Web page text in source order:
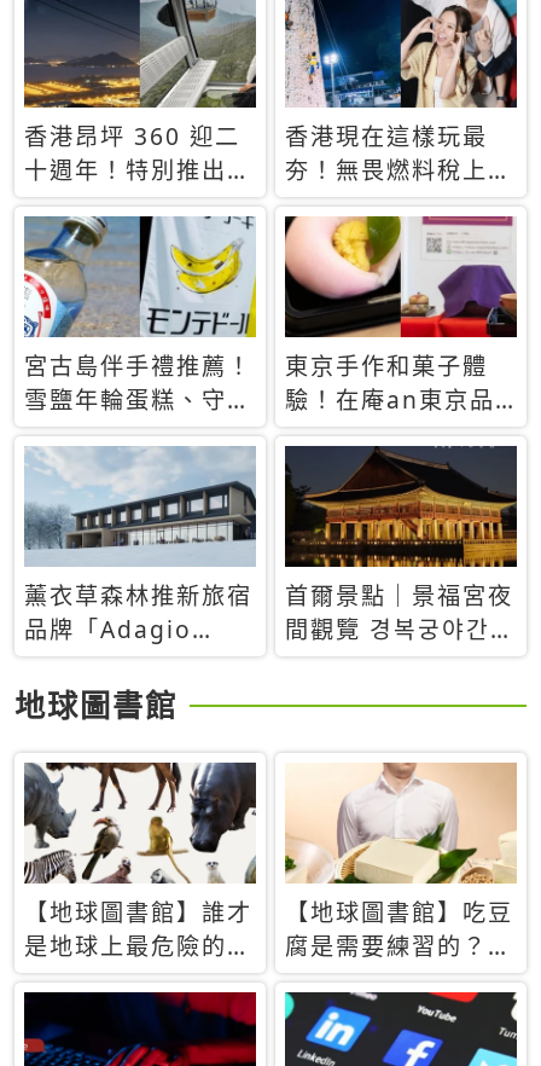
休才去圓夢 (附8.5
萬次下載峇里島地
圖)😍
支援中文
香港昂坪 360 迎二
十週年！特別推出
「夜間纜車」，輕旅
行帶你搶先揭秘台灣
專屬禮遇
香港現在這樣玩最
夯！無畏燃料稅上
漲，現在買自由行只
要8888元起
宮古島伴手禮推薦！
雪鹽年輪蛋糕、守護
君餅乾，10款必買
清單
東京手作和菓子體
驗！在庵an東京品
味本格派日本茶道
薰衣草森林推新旅宿
品牌「Adagio
Retreat」！首間選
址北海道8月開幕
首爾景點｜景福宮夜
間觀覽 경복궁야간관
람：2026年開放時
間、購票方式、實訪
與夜晚截然不同的宮
殿魅力
地球圖書館
【地球圖書館】誰才
是地球上最危險的動
物？人類喜好決定哪
些動物「揹黑鍋」
【地球圖書館】吃豆
腐是需要練習的？當
西方人試圖用「煉
乳」配上那塊無味的
白色豆腐